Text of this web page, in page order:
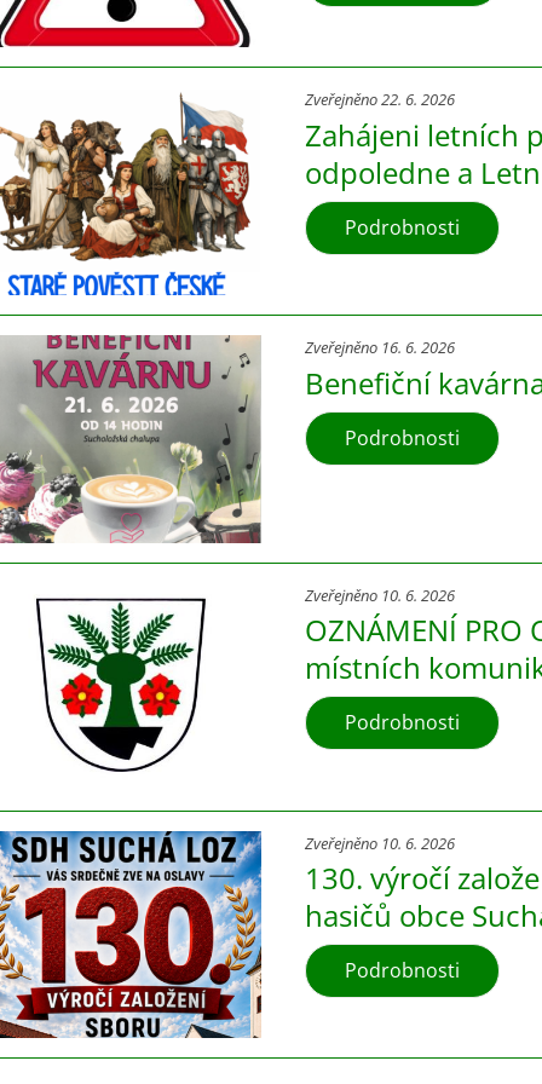
Zveřejněno 22. 6. 2026
Zahájeni letních
odpoledne a
Podrobnosti
Zveřejněno 16. 6. 2026
Benefiční
Podrobnosti
Zveřejněno 10. 6. 2026
OZNÁMENÍ PRO
místních
Podrobnosti
Zveřejněno 10. 6. 2026
130. výročí
hasičů obce
Podrobnosti